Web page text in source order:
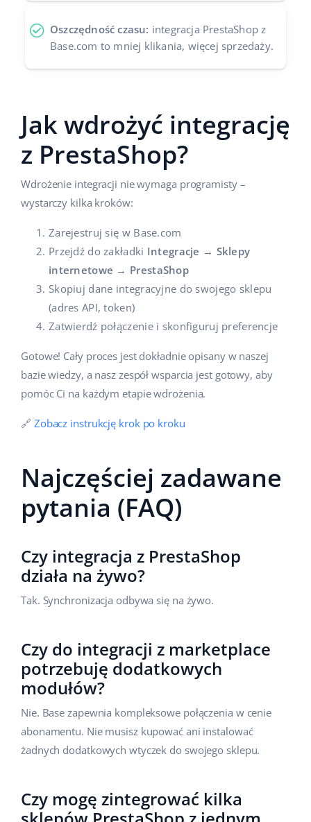
Oszczędność czasu: integracja PrestaShop z
Base.com to mniej klikania, więcej sprzedaży.
Jak wdrożyć integrację
z PrestaShop?
Wdrożenie integracji nie wymaga programisty –
wystarczy kilka kroków:
Zarejestruj się w Base.com
Przejdź do zakładki Integracje → Sklepy
internetowe → PrestaShop
Skopiuj dane integracyjne do swojego sklepu
(adres API, token)
Zatwierdź połączenie i skonfiguruj preferencje
Gotowe! Cały proces jest dokładnie opisany w naszej
bazie wiedzy, a nasz zespół wsparcia jest gotowy, aby
pomóc Ci na każdym etapie wdrożenia.
🔗 Zobacz instrukcję krok po kroku
Najczęściej zadawane
pytania (FAQ)
Czy integracja z PrestaShop
działa na żywo?
Tak. Synchronizacja odbywa się na żywo.
Czy do integracji z marketplace
potrzebuję dodatkowych
modułów?
Nie. Base zapewnia kompleksowe połączenia w cenie
abonamentu. Nie musisz kupować ani instalować
żadnych dodatkowych wtyczek do swojego sklepu.
Czy mogę zintegrować kilka